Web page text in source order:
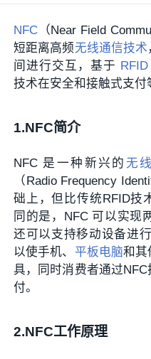
NFC （Near Field
短距离高频无线通信技术
间进行交互，基于 RFID
技术在安全和接触式支付
1.NFC简介
NFC 是一种新兴的 无
（Radio Frequency
础上，但比传统RFID技
同的是，NFC 可以实现
还可以支持移动设备进
以使手机、 平板电脑和其
具，同时消费者通过
付。
2.NFC工作原理